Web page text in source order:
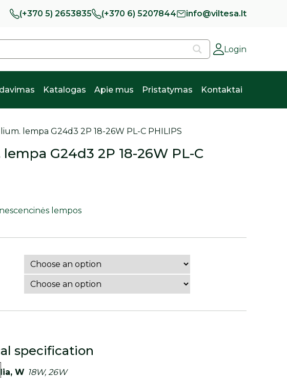
(+370 5) 2653835 (+370 6) 5207844 info@viltesa.lt
Login
Katalogas Apie mus Pristatymas Kontaktai
lempa G24d3 2P 18-26W PL-C PHILIPS
G24d3 2P 18-26W PL-C
lempos
specification
W 18W, 26W